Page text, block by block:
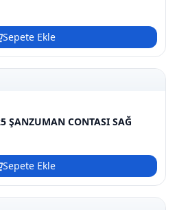
Sepete Ekle
ŞANZUMAN CONTASI SAĞ
Sepete Ekle